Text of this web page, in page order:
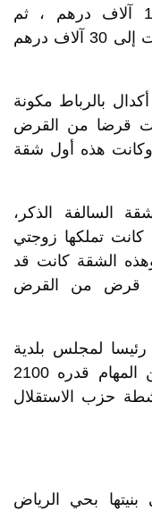
التعويضات الشهرية في البداية 10 آلاف درهم ، ثم
ارتفعت إلى 15 ألاف درهم ثم وصلت إلى 30 آلاف درهم
أكدال بالرباط مكونة
قرضا من القرض
لمدة 8 سنوات، وكانت هذه أول شقة
الشقة السالفة الذكر،
كانت تملكها زوجتي
الشقة كانت قد
قرض من القرض
1992 ، انتخبت رئيسا لمجلس بلدية
مراكش، وكنت أتقاضى تعويضا عن المهام قدره 2100
حزب الاستقلال
التي بنيتها بحي الرياض